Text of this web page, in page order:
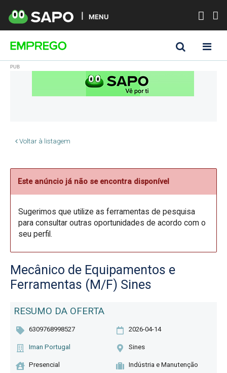
MENU
Voltar à listagem
Este anúncio já não se encontra disponível
Sugerimos que utilize as ferramentas de pesquisa
para consultar outras oportunidades de acordo com o
seu perfil.
Mecânico de Equipamentos e
Ferramentas (M/F) Sines
RESUMO DA OFERTA
6309768998527 2026-04-14
Iman Portugal Sines
Presencial Indústria e Manutenção